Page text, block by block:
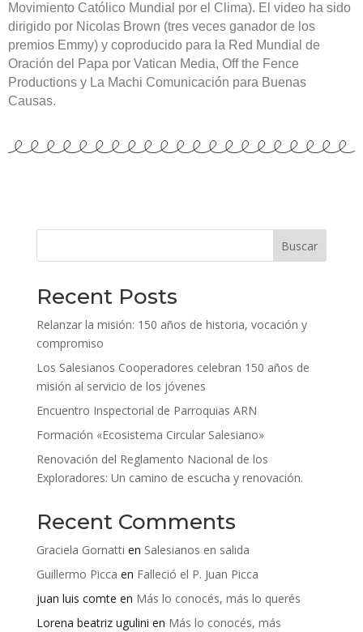
Movimiento Católico Mundial por el Clima). El video ha sido
dirigido por Nicolas Brown (tres veces ganador de los
premios Emmy) y coproducido para la Red Mundial de
Oración del Papa por Vatican Media, Off the Fence
Productions y La Machi Comunicación para Buenas
Causas.
Buscar
Recent Posts
Relanzar la misión: 150 años de historia, vocación y
compromiso
Los Salesianos Cooperadores celebran 150 años de
misión al servicio de los jóvenes
Encuentro Inspectorial de Parroquias ARN
Formación «Ecosistema Circular Salesiano»
Renovación del Reglamento Nacional de los
Exploradores: Un camino de escucha y renovación.
Recent Comments
Graciela Gornatti en Salesianos en salida
Guillermo Picca en Falleció el P. Juan Picca
juan luis comte en Más lo conocés, más lo querés
Lorena beatriz ugulini en Más lo conocés, más